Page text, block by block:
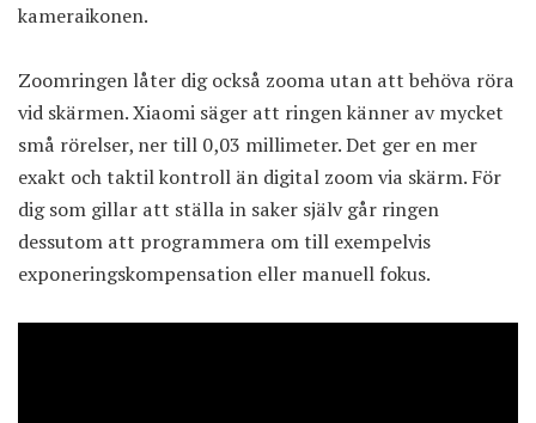
kameraikonen.
Zoomringen låter dig också zooma utan att behöva röra
vid skärmen. Xiaomi säger att ringen känner av mycket
små rörelser, ner till 0,03 millimeter. Det ger en mer
exakt och taktil kontroll än digital zoom via skärm. För
dig som gillar att ställa in saker själv går ringen
dessutom att programmera om till exempelvis
exponeringskompensation eller manuell fokus.